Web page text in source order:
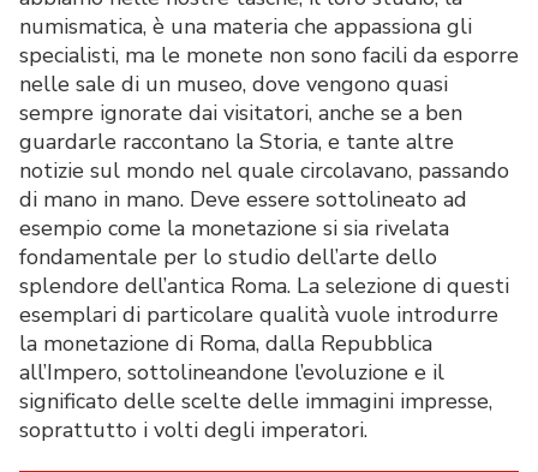
numismatica, è una materia che appassiona gli
specialisti, ma le monete non sono facili da esporre
nelle sale di un museo, dove vengono quasi
sempre ignorate dai visitatori, anche se a ben
guardarle raccontano la Storia, e tante altre
notizie sul mondo nel quale circolavano, passando
di mano in mano. Deve essere sottolineato ad
esempio come la monetazione si sia rivelata
fondamentale per lo studio dell’arte dello
splendore dell’antica Roma. La selezione di questi
esemplari di particolare qualità vuole introdurre
la monetazione di Roma, dalla Repubblica
all’Impero, sottolineandone l’evoluzione e il
significato delle scelte delle immagini impresse,
soprattutto i volti degli imperatori.